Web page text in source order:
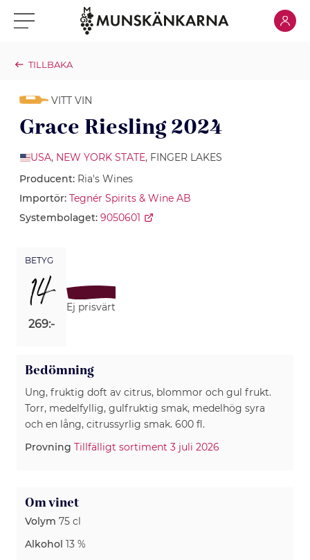
Klicka för meny Klicka
TILLBAKA
VITT VIN
Grace Riesling 2024
USA, NEW YORK STATE, FINGER LAKES
Producent: Ria's Wines
Importör: Tegnér Spirits & Wine AB
Systembolaget: 9050601
BETYG
14
269:-
Ej prisvärt
Bedömning
Ung, fruktig doft av citrus, blommor och gul frukt.
Torr, medelfyllig, gulfruktig smak, medelhög syra
och en lång, citrussyrlig smak. 600 fl.
Provning Tillfälligt sortiment 3 juli 2026
Om vinet
Volym 75 cl
Alkohol 13 %